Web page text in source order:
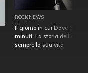
ROCK NEWS
Il giorno in cui Dave
minuti. La storia
sempre la sua vita